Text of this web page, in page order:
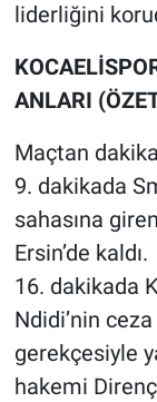
liderliğini
ANLARI
Maçtan
9. dakikada
sahasına
Ersin’de kaldı.
16. dakikada
Ndidi’nin
gerekçesiyle
hakemi